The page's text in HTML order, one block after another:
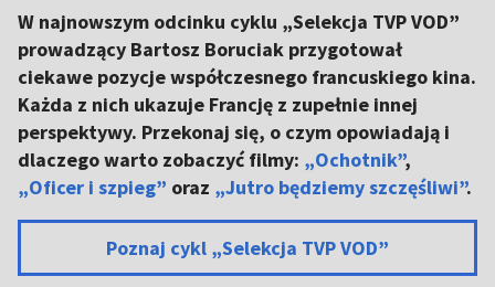
W najnowszym odcinku cyklu „Selekcja TVP VOD”
prowadzący Bartosz Boruciak przygotował
ciekawe pozycje współczesnego francuskiego kina.
Każda z nich ukazuje Francję z zupełnie innej
perspektywy. Przekonaj się, o czym opowiadają i
dlaczego warto zobaczyć filmy: „Ochotnik”,
„Oficer i szpieg” oraz „Jutro będziemy szczęśliwi”.
Poznaj cykl „Selekcja TVP VOD”